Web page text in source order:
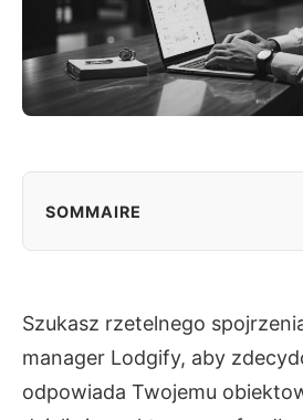
SOMMAIRE
Szukasz rzetelnego
manager Lodgify, aby
odpowiada Twojemu